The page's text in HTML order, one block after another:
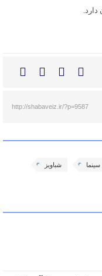
http://shabaveiz.ir/?p=9587
سینما شباویز